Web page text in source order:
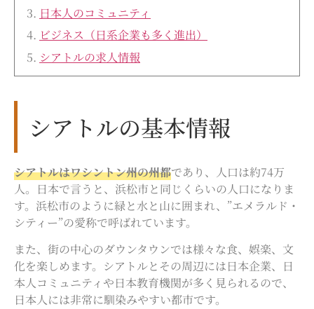
日本人のコミュニティ
ビジネス（日系企業も多く進出）
シアトルの求人情報
シアトルの基本情報
シアトルはワシントン州の州都であり、人口は約74万
人。日本で言うと、浜松市と同じくらいの人口になりま
す。浜松市のように緑と水と山に囲まれ、”エメラルド・
シティー”の愛称で呼ばれています。
また、街の中心のダウンタウンでは様々な食、娯楽、文
化を楽しめます。シアトルとその周辺には日本企業、日
本人コミュニティや日本教育機関が多く見られるので、
日本人には非常に馴染みやすい都市です。